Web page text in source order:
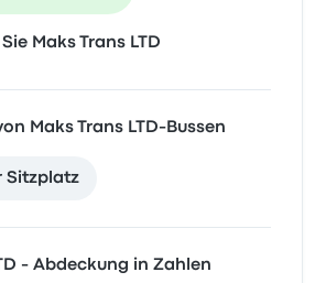
Maks Trans LTD
Maks Trans LTD-Bussen
Sitzplatz
- Abdeckung in Zahlen